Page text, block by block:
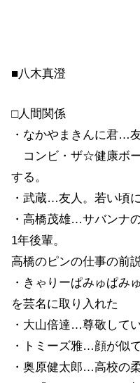
■八木真澄
□人間関係
・なかやまきんに君…
コンビ・ザ☆健康ボ
する。
・武蔵…友人。若い頃
・高橋茂雄…サバンナ
1年後輩。
高橋のピンの仕事の前
・きゃりーぱみゅぱみ
を芸名に取り入れた
・大山倍達…尊敬してい
・トミーズ雅…顔が似
・奥原健太郎…高校の